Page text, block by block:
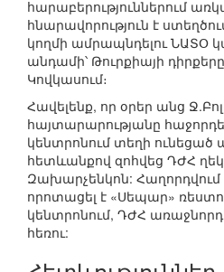
հարաբերություններում
հնարավորություն է
կողմի ամրապնդելու ՆԱՏՕ
անդամի՝ Թուրքիայի
Կովկասում։
Հավելենք, որ օրեր անց
հայտարարությանը
կենտրոնում տեղի ունեցած
հետևանքով զոհվեց ԴԺՀ
Զախարչենկոն: Հաղորդվում
որոտացել է «Սեպար»
կենտրոնում, ԴԺՀ
հեռու: